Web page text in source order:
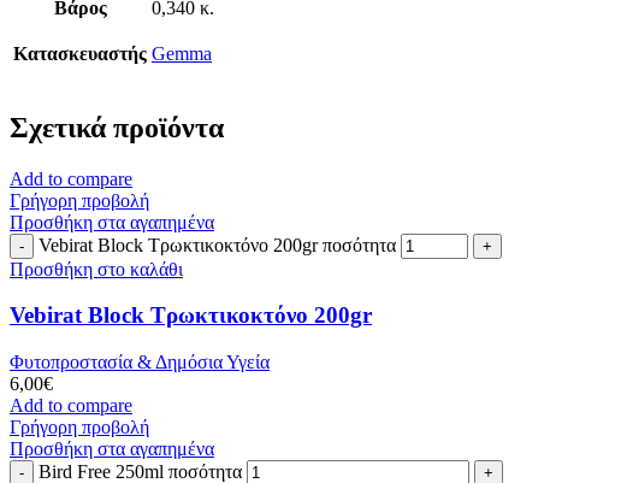
Βάρος
0,340 κ.
Κατασκευαστής Gemma
Σχετικά προϊόντα
Add to compare
Γρήγορη προβολή
Προσθήκη στα αγαπημένα
Vebirat Block Τρωκτικοκτόνο 200gr ποσότητα
Προσθήκη στο καλάθι
Vebirat Block Τρωκτικοκτόνο 200gr
Φυτοπροστασία & Δημόσια Υγεία
6,00€
Add to compare
Γρήγορη προβολή
Προσθήκη στα αγαπημένα
Bird Free 250ml ποσότητα